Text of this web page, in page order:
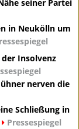
seiner Partei
in Neukölln um
der Insolvenz
nerven die
Schließung in
Pressespiegel